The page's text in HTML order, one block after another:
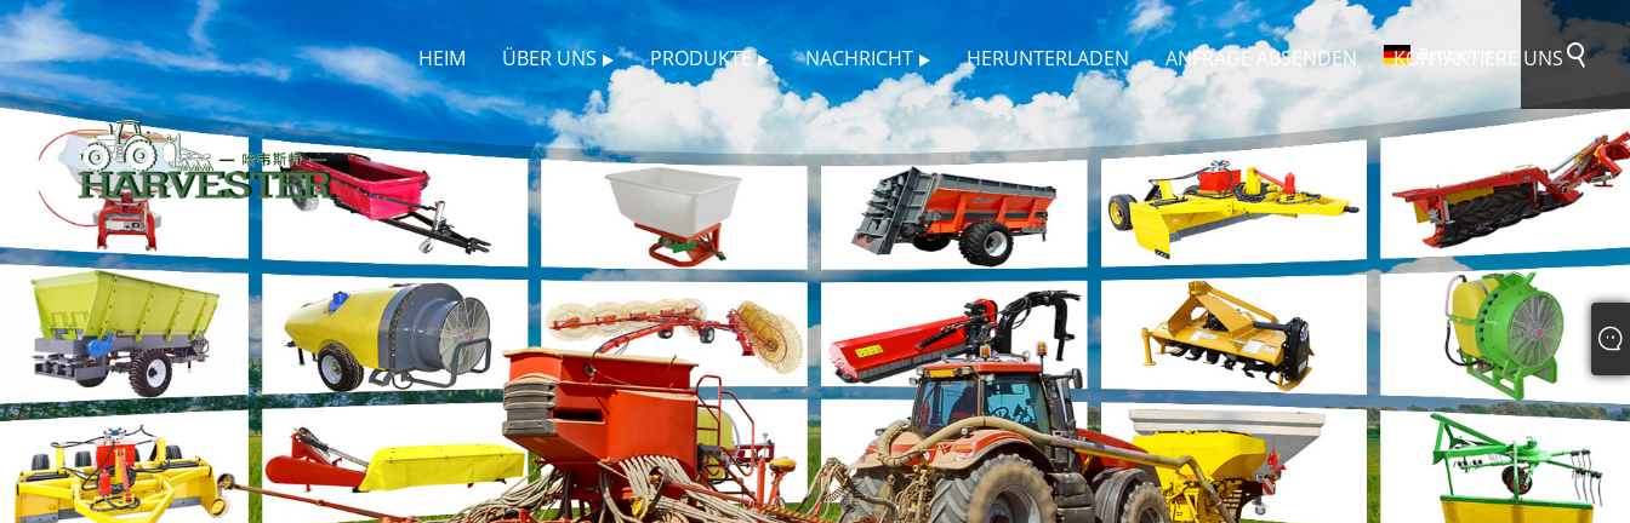
HEIM ÜBER UNS PRODUKTE NACHRICHT HERUNTERLADEN ANFRAGE ABSENDEN KONTAKTIERE UNS